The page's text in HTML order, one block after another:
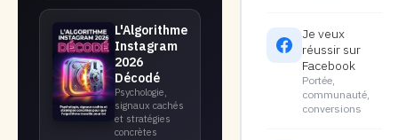
L'Algorithme
Instagram
2026
Décodé
Psychologie,
signaux cachés
et stratégies
concrètes
Je veux
réussir sur
Facebook
Portée,
communauté,
conversions